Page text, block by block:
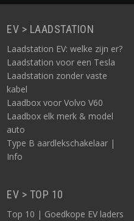
EV > LAADSTATION
Laadstation EV: welke zijn er?
Laadstation voor een Tesla
Laadstation zonder vaste
kabel
Laadbox voor Volvo V60
Laadbox elk merk & model
auto
Type B aardlekschakelaar |
Info
EV > TOP 10
Top 10 | Goedkope EV laders